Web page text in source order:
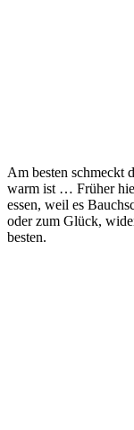
Am besten schmeckt
warm ist … Früher
essen, weil es
oder zum Glück,
besten.